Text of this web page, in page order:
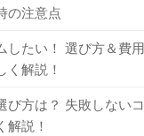
の注意点
したい！ 選び方＆費用
く解説！
び方は？ 失敗しないコ
解説！